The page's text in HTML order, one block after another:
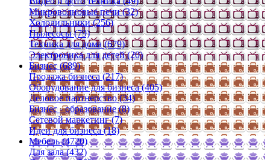
Микроволновые печи (32)
Холодильники (256)
Пылесосы (79)
Техника для дома (679)
Электроника для детей (20)
Бизнес (689)
Продажа бизнеса (217)
Оборудование для бизнеса (405)
Деловое партнерство (34)
Бизнес - образование (8)
Сетевой маркетинг (7)
Идеи для бизнеса (18)
Мебель (4720)
Для зала (432)